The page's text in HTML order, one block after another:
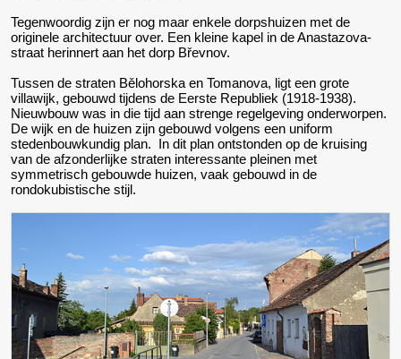
Tegenwoordig zijn er nog maar enkele dorpshuizen met de
originele architectuur over. Een kleine kapel in de Anastazova-
straat herinnert aan het dorp Břevnov.
Tussen de straten Bělohorska en Tomanova, ligt een grote
villawijk, gebouwd tijdens de Eerste Republiek (1918-1938).
Nieuwbouw was in die tijd aan strenge regelgeving onderworpen.
De wijk en de huizen zijn gebouwd volgens een uniform
stedenbouwkundig plan. In dit plan ontstonden op de kruising
van de afzonderlijke straten interessante pleinen met
symmetrisch gebouwde huizen, vaak gebouwd in de
rondokubistische stijl.